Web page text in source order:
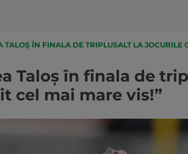
TALOŞ ÎN FINALA DE TRIPLUSALT LA
Taloş în finala de
cel mai mare vis!”